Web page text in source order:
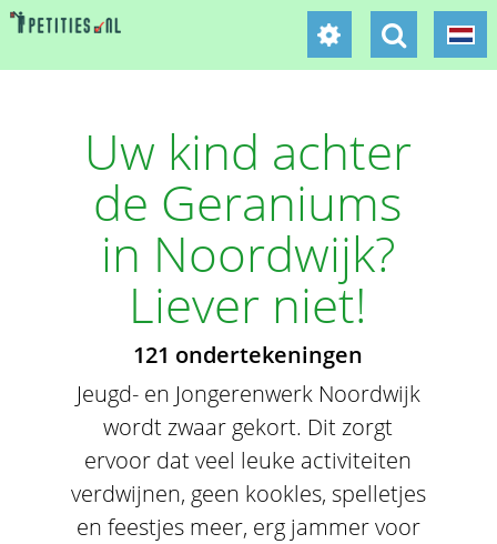
Uw kind achter
de Geraniums
in Noordwijk?
Liever niet!
121 ondertekeningen
Jeugd- en Jongerenwerk Noordwijk
wordt zwaar gekort. Dit zorgt
ervoor dat veel leuke activiteiten
verdwijnen, geen kookles, spelletjes
en feestjes meer, erg jammer voor